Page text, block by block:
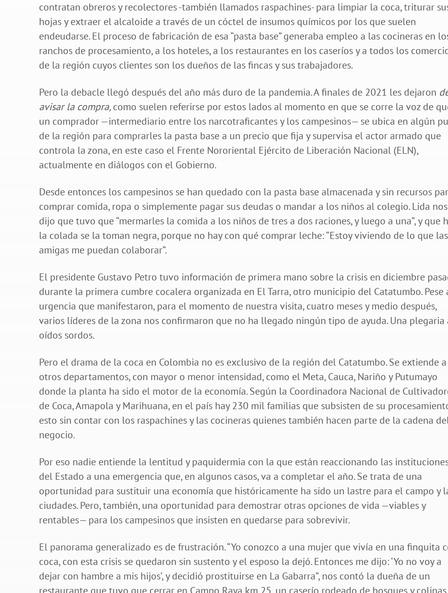
contratan obreros y recolectores -también llamados raspachines- para limpiar la coca, triturar
hojas y extraer el alcaloide a través de un cóctel de insumos químicos por los que suelen
endeudarse. El proceso de fabricación de esa “pasta base” generaba empleo a las cocineras en
ranchos de procesamiento, a los hoteles, a los restaurantes en los caseríos y a todos los
de la región cuyos clientes son los dueños de las fincas y sus trabajadores.
Pero la debacle llegó después del año más duro de la pandemia. A finales de 2021 les dejaron
avisar la compra,como suelen referirse por estos lados al momento en que se corre la voz de
un comprador —intermediario entre los narcotraficantes y los campesinos— se ubica en algún
de la región para comprarles la pasta base a un precio que fija y supervisa el actor armado que
controla la zona, en este caso el Frente Nororiental Ejército de Liberación Nacional (ELN),
actualmente en diálogos con el Gobierno.
Desde entonces los campesinos se han quedado con la pasta base almacenada y sin recursos
comprar comida, ropa o simplemente pagar sus deudas o mandar a los niños al colegio. Lida nos
dijo que tuvo que “mermarles la comida a los niños de tres a dos raciones, y luego a una”, y que
la colada se la toman negra, porque no hay con qué comprar leche: “Estoy viviendo de lo que las
amigas me puedan colaborar”.
El presidente Gustavo Petro tuvo información de primera mano sobre la crisis en diciembre
durante la primera cumbre cocalera organizada en El Tarra, otro municipio del Catatumbo. Pese
urgencia que manifestaron, para el momento de nuestra visita, cuatro meses y medio después,
varios líderes de la zona nos confirmaron que no ha llegado ningún tipo de ayuda. Una plegaria
oídos sordos.
Pero el drama de la coca en Colombia no es exclusivo de la región del Catatumbo. Se extiende a
otros departamentos, con mayor o menor intensidad, como el Meta, Cauca, Nariño y Putumayo
donde la planta ha sido el motor de la economía. Según la Coordinadora Nacional de
de Coca, Amapola y Marihuana, en el país hay 230 mil familias que subsisten de su
esto sin contar con los raspachines y las cocineras quienes también hacen parte de la cadena
negocio.
Por eso nadie entiende la lentitud y paquidermia con la que están reaccionando las
del Estado a una emergencia que, en algunos casos, va a completar el año. Se trata de una
oportunidad para sustituir una economía que históricamente ha sido un lastre para el campo y
ciudades. Pero, también, una oportunidad para demostrar otras opciones de vida —viables y
rentables— para los campesinos que insisten en quedarse para sobrevivir.
El panorama generalizado es de frustración. “Yo conozco a una mujer que vivía en una finquita
coca, con esta crisis se quedaron sin sustento y el esposo la dejó. Entonces me dijo: ‘Yo no voy a
dejar con hambre a mis hijos’, y decidió prostituirse en La Gabarra”, nos contó la dueña de un